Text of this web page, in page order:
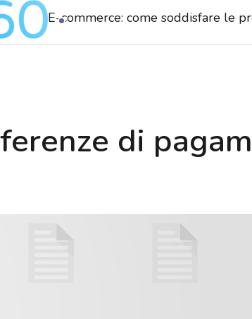
E-commerce: come soddisfare le
di